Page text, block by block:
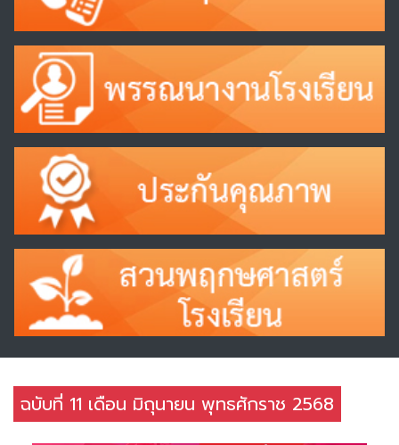
ฉบับที่ 11 เดือน มิถุนายน พุทธศักราช 2568